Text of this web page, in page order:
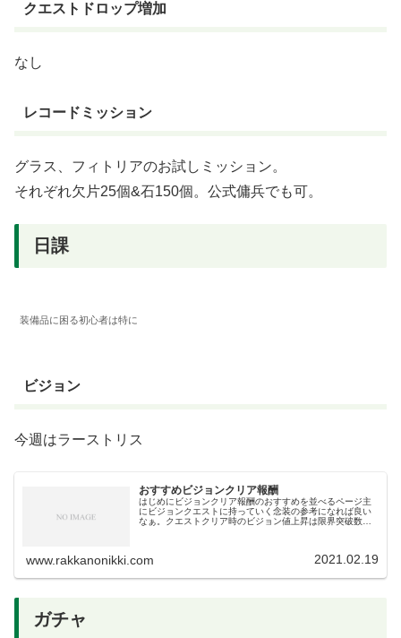
クエストドロップ増加
なし
レコードミッション
グラス、フィトリアのお試しミッション。
それぞれ欠片25個&石150個。公式傭兵でも可。
日課
装備品に困る初心者は特に
ビジョン
今週はラーストリス
おすすめビジョンクリア報酬
はじめにビジョンクリア報酬のおすすめを並べるページ主
にビジョンクエストに持っていく念装の参考になれば良い
なぁ。クエストクリア時のビジョン値上昇は限界突破数に
www.rakkanonikki.com 2021.02.19
ガチャ